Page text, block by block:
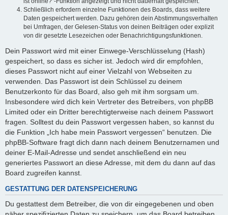
Schließlich erfordern einzelne Funktionen des Boards, dass weitere
Daten gespeichert werden. Dazu gehören dein Abstimmungsverhalten
bei Umfragen, der Gelesen-Status von deinen Beiträgen oder explizit
von dir gesetzte Lesezeichen oder Benachrichtigungsfunktionen.
Dein Passwort wird mit einer Einwege-Verschlüsselung (Hash)
gespeichert, so dass es sicher ist. Jedoch wird dir empfohlen,
dieses Passwort nicht auf einer Vielzahl von Webseiten zu
verwenden. Das Passwort ist dein Schlüssel zu deinem
Benutzerkonto für das Board, also geh mit ihm sorgsam um.
Insbesondere wird dich kein Vertreter des Betreibers, von phpBB
Limited oder ein Dritter berechtigterweise nach deinem Passwort
fragen. Solltest du dein Passwort vergessen haben, so kannst du
die Funktion „Ich habe mein Passwort vergessen“ benutzen. Die
phpBB-Software fragt dich dann nach deinem Benutzernamen und
deiner E-Mail-Adresse und sendet anschließend ein neu
generiertes Passwort an diese Adresse, mit dem du dann auf das
Board zugreifen kannst.
GESTATTUNG DER DATENSPEICHERUNG
Du gestattest dem Betreiber, die von dir eingegebenen und oben